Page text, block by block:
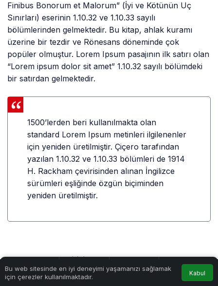
Finibus Bonorum et Malorum” (İyi ve Kötünün Uç
Sınırları) eserinin 1.10.32 ve 1.10.33 sayılı
bölümlerinden gelmektedir. Bu kitap, ahlak kuramı
üzerine bir tezdir ve Rönesans döneminde çok
popüler olmuştur. Lorem Ipsum pasajının ilk satırı olan
“Lorem ipsum dolor sit amet” 1.10.32 sayılı bölümdeki
bir satırdan gelmektedir.
1500’lerden beri kullanılmakta olan
standard Lorem Ipsum metinleri ilgilenenler
için yeniden üretilmiştir. Çiçero tarafından
yazılan 1.10.32 ve 1.10.33 bölümleri de 1914
H. Rackham çevirisinden alınan İngilizce
sürümleri eşliğinde özgün biçiminden
yeniden üretilmiştir.
Nereden Bulabilirim?
Lorem Ipsum pasajlarının birçok çeşitlemesi vardır.
Bu web sitesinde en iyi deneyimi yaşamanızı sağlamak
için çerezler kullanılmaktadır.
Kabul
Anasayfa Akış Bildirimler
0